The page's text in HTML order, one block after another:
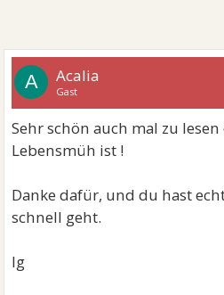
A Acalia
Gast
Sehr schön auch mal zu
Lebensmüh ist !
Danke dafür, und du hast
schnell geht.
lg